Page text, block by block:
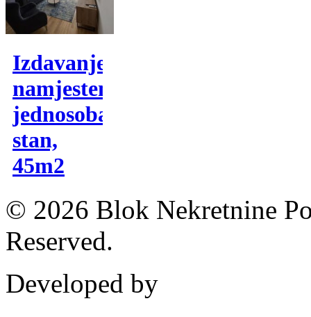
Izdavanje,
namjesten
jednosoban
stan,
45m2
© 2026 Blok Nekretnine
Reserved.
Developed by